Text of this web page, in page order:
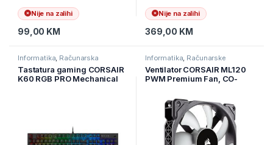
Nije na zalihi
99,00 KM
Nije na zalihi
369,00 KM
Informatika, Računarska
Tastatura gaming CORSAIR
K60 RGB PRO Mechanical
Informatika, Računarske
Ventilator CORSAIR ML120
PWM Premium Fan, CO-